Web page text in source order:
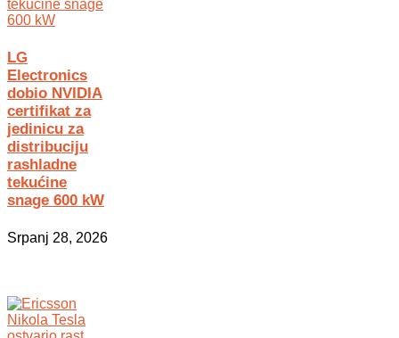
LG
Electronics
dobio NVIDIA
certifikat za
jedinicu za
distribuciju
rashladne
tekućine
snage 600 kW
Srpanj 28, 2026